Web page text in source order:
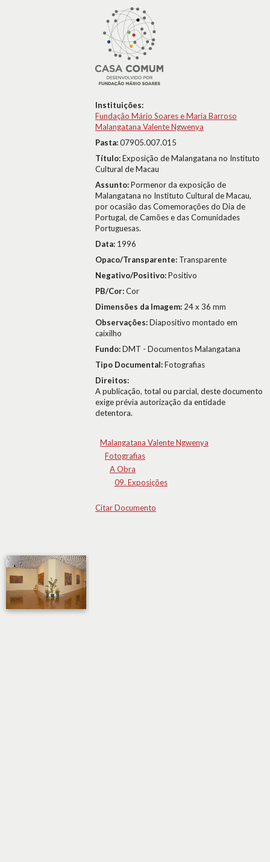
Instituições:
Fundação Mário Soares e Maria Barroso
Malangatana Valente Ngwenya
Pasta:07905.007.015
Título:Exposição de Malangatana no Instituto
Cultural de Macau
Assunto:Pormenor da exposição de
Malangatana no Instituto Cultural de Macau,
por ocasião das Comemorações do Dia de
Portugal, de Camões e das Comunidades
Portuguesas.
Data: 1996
Opaco/Transparente: Transparente
Negativo/Positivo:Positivo
PB/Cor:Cor
Dimensões da Imagem: 24 x 36 mm
Observações:Diapositivo montado em
caixilho
Fundo:DMT - Documentos Malangatana
Tipo Documental:Fotografias
Direitos:
A publicação, total ou parcial, deste documento
exige prévia autorização da entidade
detentora.
Malangatana Valente Ngwenya
Fotografias
A Obra
09. Exposições
Citar Documento